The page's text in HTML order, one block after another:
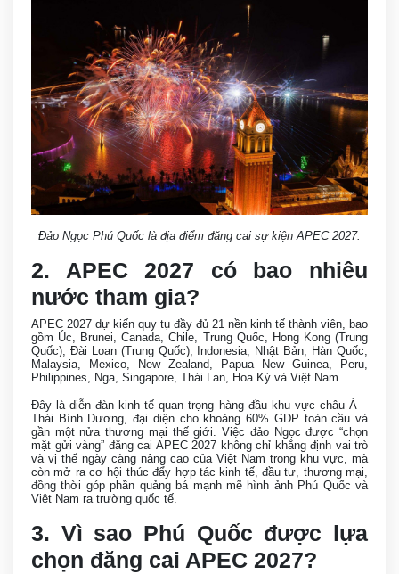
Đảo Ngọc Phú Quốc là địa điểm đăng cai sự kiện APEC 2027.
2. APEC 2027 có bao nhiêu
nước tham gia?
APEC 2027 dự kiến quy tụ đầy đủ 21 nền kinh tế thành viên, bao
gồm Úc, Brunei, Canada, Chile, Trung Quốc, Hong Kong (Trung
Quốc), Đài Loan (Trung Quốc), Indonesia, Nhật Bản, Hàn Quốc,
Malaysia, Mexico, New Zealand, Papua New Guinea, Peru,
Philippines, Nga, Singapore, Thái Lan, Hoa Kỳ và Việt Nam.
Đây là diễn đàn kinh tế quan trọng hàng đầu khu vực châu Á –
Thái Bình Dương, đại diện cho khoảng 60% GDP toàn cầu và
gần một nửa thương mại thế giới. Việc đảo Ngọc được “chọn
mặt gửi vàng” đăng cai APEC 2027 không chỉ khẳng định vai trò
và vị thế ngày càng nâng cao của Việt Nam trong khu vực, mà
còn mở ra cơ hội thúc đẩy hợp tác kinh tế, đầu tư, thương mại,
đồng thời góp phần quảng bá mạnh mẽ hình ảnh Phú Quốc và
Việt Nam ra trường quốc tế.
3. Vì sao Phú Quốc được lựa
chọn đăng cai APEC 2027?